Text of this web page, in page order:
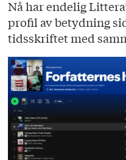
Nå har endelig
profil av betydning
tidsskriftet med